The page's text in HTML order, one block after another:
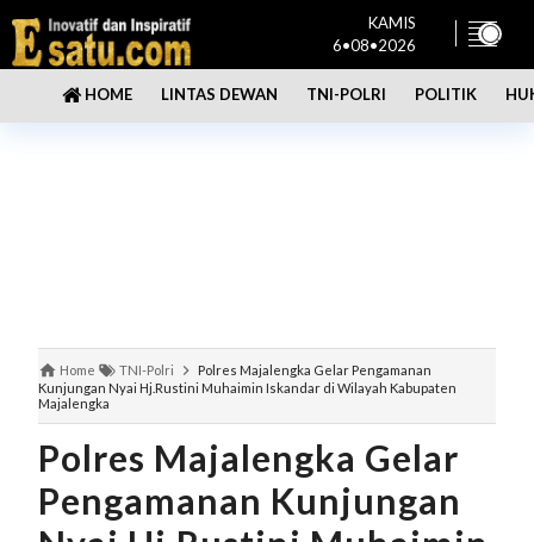
KAMIS
6•08•2026
HOME LINTAS DEWAN TNI-POLRI POLITIK
Home TNI-Polri
Polres Majalengka Gelar Pengamanan
Kunjungan Nyai Hj.Rustini Muhaimin Iskandar di Wilayah Kabupaten
Majalengka
Polres Majalengka Gelar
Pengamanan Kunjungan